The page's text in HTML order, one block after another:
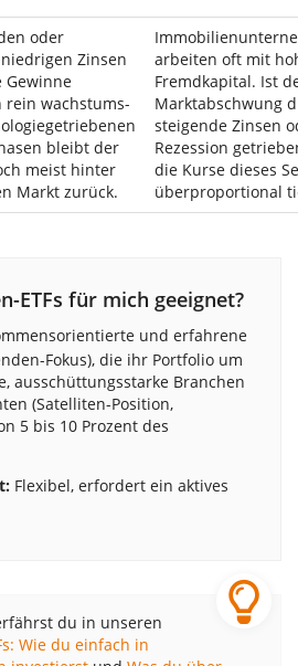
oder
Zinsen
Gewinne
rein wachstums-
bleibt der
meist hinter
Markt zurück.
arbeiten oft mit
Fremdkapital. Ist
Marktabschwung
steigende Zinsen
Rezession
die Kurse dieses
überproportional
ETFs für mich geeignet?
und erfahrene
Fokus), die ihr Portfolio um
ausschüttungsstarke Branchen
(Satelliten-Position,
5 bis 10 Prozent des
Flexibel, erfordert ein aktives
du in unseren
Wie du einfach in